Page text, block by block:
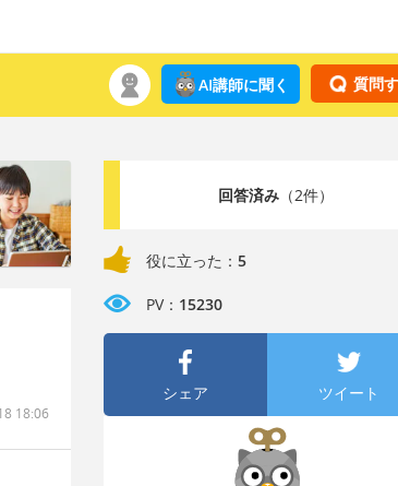
質問
AI講師に聞く
18:06
回答済み（2件）
役に立った： 5
PV： 15230
シェア ツイート